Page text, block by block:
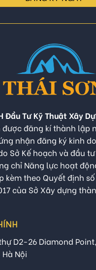
Đầu Tư Kỹ Thuật Xây
được đăng kí thành lập
nhận đăng ký kinh
Sở Kế hoạch và đầu
chỉ Năng lực hoạt
kèm theo Quyết định
của Sở Xây dựng
D2-26 Diamond
Nội